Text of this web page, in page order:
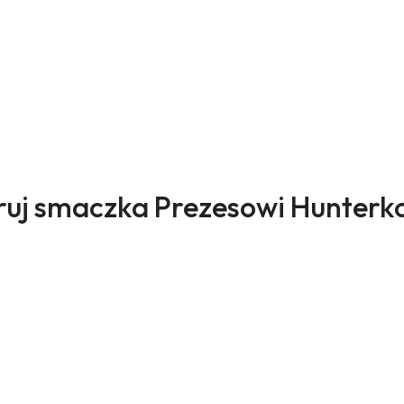
smaczka Prezesowi